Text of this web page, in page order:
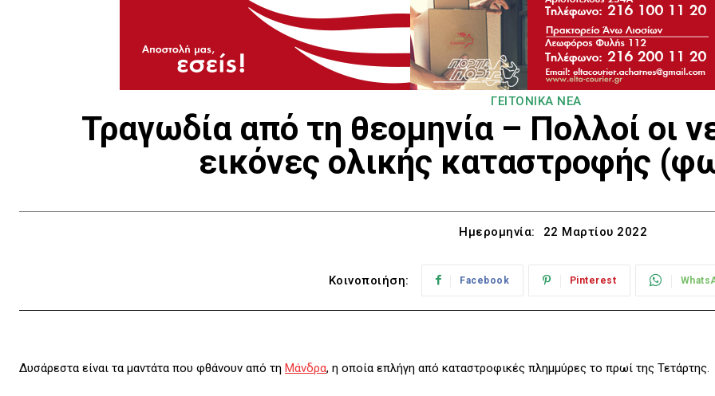
ΓΕΙΤΟΝΙΚΑ ΝΕΑ
Τραγωδία από τη θεομηνία – Πολλοί οι
εικόνες ολικής καταστροφής
Ημερομηνία: 22 Μαρτίου 2022
Κοινοποιήση: Facebook Pinterest
Δυσάρεστα είναι τα μαντάτα που φθάνουν από τη Μάνδρα, η οποία επλήγη από καταστροφικές πλημμύρες το πρωί της Τετάρτης.